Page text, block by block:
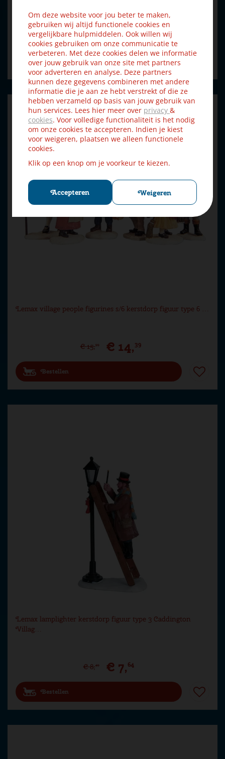
Om deze website voor jou beter te maken,
gebruiken wij altijd functionele cookies en
vergelijkbare hulpmiddelen. Ook willen wij
cookies gebruiken om onze communicatie te
verbeteren. Met deze cookies delen we informatie
over jouw gebruik van onze site met partners
voor adverteren en analyse. Deze partners
kunnen deze gegevens combineren met andere
informatie die je aan ze hebt verstrekt of die ze
hebben verzameld op basis van jouw gebruik van
hun services. Lees hier meer over privacy &
cookies. Voor volledige functionaliteit is het nodig
om onze cookies te accepteren. Indien je kiest
voor weigeren, plaatsen we alleen functionele
cookies.
Klik op een knop om je voorkeur te kiezen.
Accepteren Weigeren
€ 12,99 € 11,69
Bestellen
Lemax village people figurines s/6 kerstdorp figuur type 6 …
€ 15,99 € 14,39
Bestellen
Lemax lamplighter kerstdorp figuur type 3 Caddington
Villag…
€ 8,49 € 7,64
Bestellen